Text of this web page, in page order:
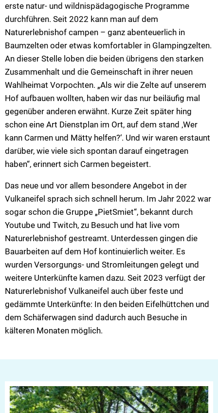
erste natur- und wildnispädagogische Programme
durchführen. Seit 2022 kann man auf dem
Naturerlebnishof campen – ganz abenteuerlich in
Baumzelten oder etwas komfortabler in Glampingzelten.
An dieser Stelle loben die beiden übrigens den starken
Zusammenhalt und die Gemeinschaft in ihrer neuen
Wahlheimat Vorpochten. „Als wir die Zelte auf unserem
Hof aufbauen wollten, haben wir das nur beiläufig mal
gegenüber anderen erwähnt. Kurze Zeit später hing
schon eine Art Dienstplan im Ort, auf dem stand ‚Wer
kann Carmen und Mätty helfen?‘. Und wir waren erstaunt
darüber, wie viele sich spontan darauf eingetragen
haben“, erinnert sich Carmen begeistert.
Das neue und vor allem besondere Angebot in der
Vulkaneifel sprach sich schnell herum. Im Jahr 2022 war
sogar schon die Gruppe „PietSmiet“, bekannt durch
Youtube und Twitch, zu Besuch und hat live vom
Naturerlebnishof gestreamt. Unterdessen gingen die
Bauarbeiten auf dem Hof kontinuierlich weiter. Es
wurden Versorgungs- und Stromleitungen gelegt und
weitere Unterkünfte kamen dazu. Seit 2023 verfügt der
Naturerlebnishof Vulkaneifel auch über feste und
gedämmte Unterkünfte: In den beiden Eifelhüttchen und
dem Schäferwagen sind dadurch auch Besuche in
kälteren Monaten möglich.